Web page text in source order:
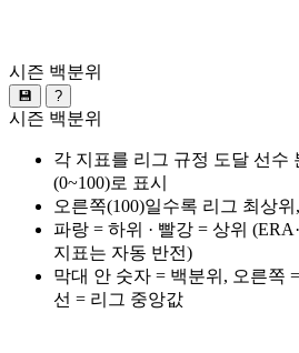
시즌 백분위
💾 ?
시즌 백분위
각 지표를 리그 규정 도달 선수
(0~100)로 표시
오른쪽(100)일수록 리그 최상
파랑 = 하위 · 빨강 = 상위
지표는 자동 반전)
막대 안 숫자 = 백분위, 오른쪽
선 = 리그 중앙값